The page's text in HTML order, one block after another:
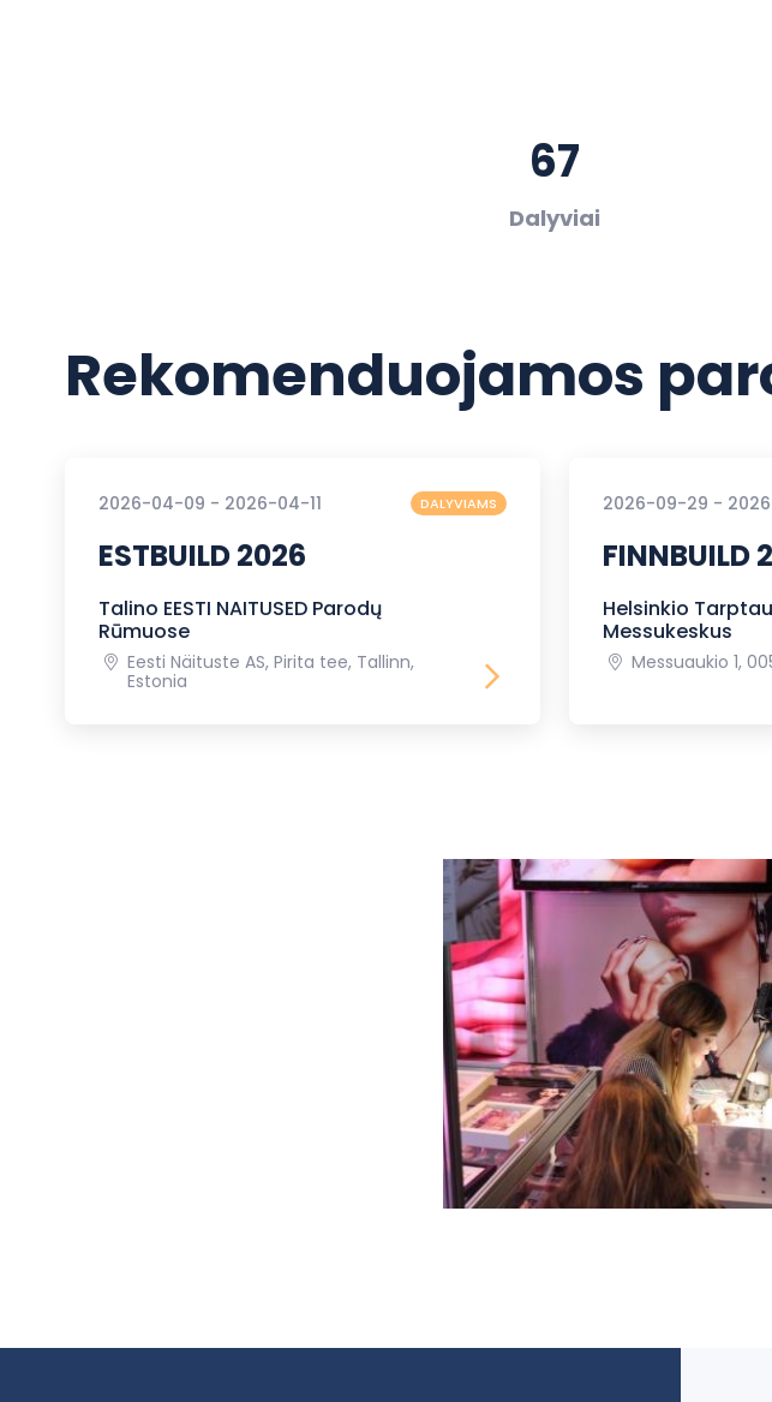
67
Dalyviai
Rekomenduojamos
2026-04-09 - 2026-04-11 DALYVIAMS
ESTBUILD 2026
Talino EESTI NAITUSED Parodų
Rūmuose
Eesti Näituste AS, Pirita tee, Tallinn,
Estonia
2026-09-29 -
FINNBUILD
Helsinkio
Messukeskus
Messuaukio 1,